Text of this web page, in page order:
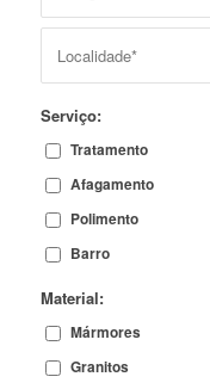
Serviço:
Tratamento
Afagamento
Polimento
Barro
Material:
Mármores
Granitos